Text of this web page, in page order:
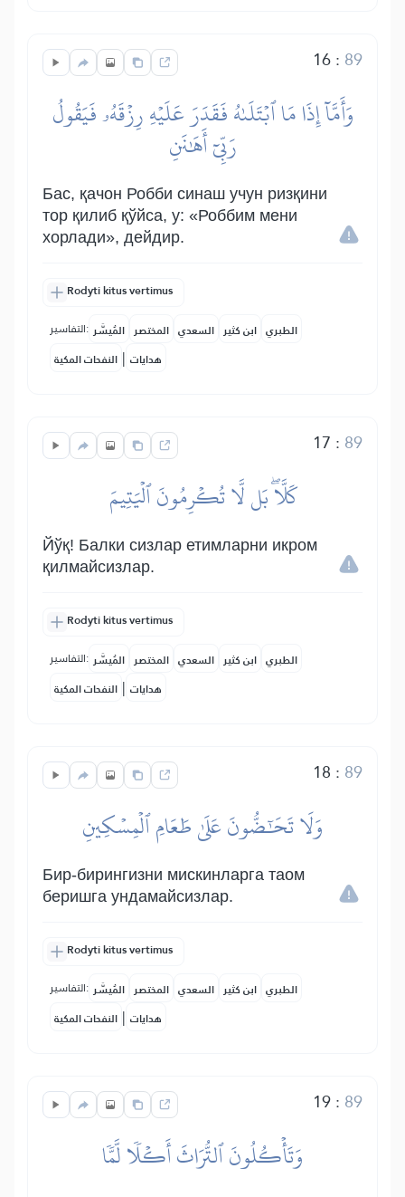
16: 89
وَأَمَّآ إِذَا مَا ٱبۡتَلَىٰهُ فَقَدَرَ عَلَيۡهِ رِزۡقَهُۥ فَيَقُولُ
رَبِّيٓ أَهَٰنَنِ
Бас, қачон Робби синаш учун ризқини
тор қилиб қўйса, у: «Роббим мени
хорлади», дейдир.
Rodyti kitus vertimus
التفاسير: المُيسَّر المختصر السعدي ابن كثير الطبري
النفحات المكية | هدايات
17 : 89
كَلَّاۖ بَل لَّا تُكۡرِمُونَ ٱلۡيَتِيمَ
Йўқ! Балки сизлар етимларни икром
қилмайсизлар.
Rodyti kitus vertimus
التفاسير: المُيسَّر المختصر السعدي ابن كثير الطبري
النفحات المكية | هدايات
18 : 89
وَلَا تَحَٰٓضُّونَ عَلَىٰ طَعَامِ ٱلۡمِسۡكِينِ
Бир-бирингизни мискинларга таом
беришга ундамайсизлар.
Rodyti kitus vertimus
التفاسير: المُيسَّر المختصر السعدي ابن كثير الطبري
النفحات المكية | هدايات
19: 89
وَتَأۡكُلُونَ ٱلتُّرَاثَ أَكۡلٗا لَّمّٗا